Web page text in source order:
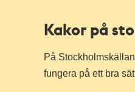
Kakor på
På
fungera på ett bra